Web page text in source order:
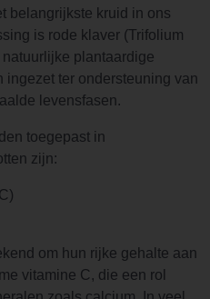
belangrijkste kruid in ons
is rode klaver (Trifolium
plantaardige
ingezet ter ondersteuning van
levensfasen.
toegepast in
zijn:
om hun rijke gehalte aan
vitamine C, die een rol